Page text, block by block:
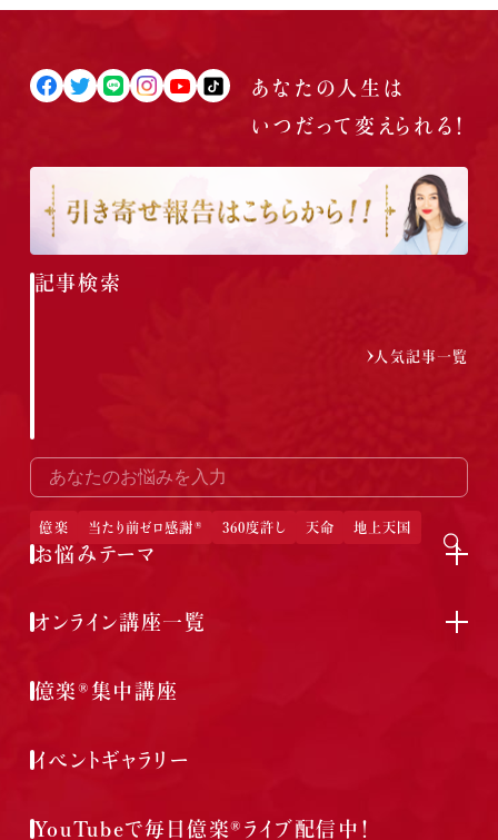
あなたの人生は
いつだって 変えられる！
お悩みテーマ
記事検索
人気記事一覧
億楽 当たり前ゼロ感謝® 360度許し 天命 地上天国
オンライン講座一覧
億楽®集中講座
イベントギャラリー
YouTubeで毎日億楽®ライブ配信中！